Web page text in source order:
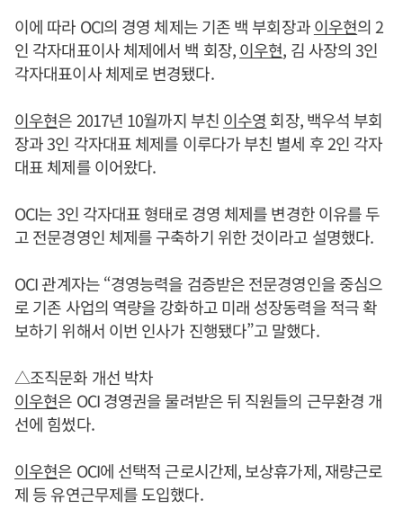
이에 따라 OCI의 경영 체제는 기존 백 부회장과이우현의 2
인 각자대표이사 체제에서 백 회장,이우현, 김 사장의 3인
각자대표이사 체제로 변경됐다.
이우현은 2017년 10월까지 부친 이수영 회장, 백우석 부회
장과 3인 각자대표 체제를 이루다가 부친 별세 후 2인 각자
대표 체제를 이어왔다.
OCI는 3인 각자대표 형태로 경영 체제를 변경한 이유를 두
고 전문경영인 체제를 구축하기 위한 것이라고 설명했다.
OCI 관계자는 “경영능력을 검증받은 전문경영인을 중심으
로 기존 사업의 역량을 강화하고 미래 성장동력을 적극 확
보하기 위해서 이번 인사가 진행됐다”고 말했다.
△조직문화 개선 박차
이우현은 OCI 경영권을 물려받은 뒤 직원들의 근무환경 개
선에 힘썼다.
이우현은 OCI에 선택적 근로시간제, 보상휴가제, 재량근로
제 등 유연근무제를 도입했다.